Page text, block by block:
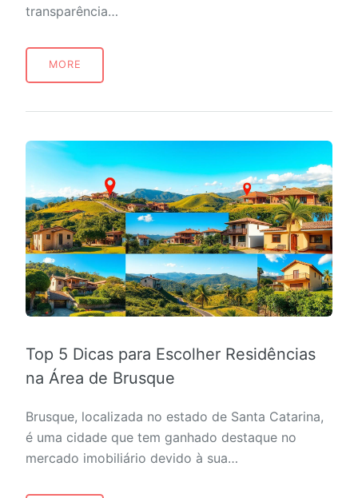
transparência…
MORE
Top 5 Dicas para Escolher Residências
na Área de Brusque
Brusque, localizada no estado de Santa Catarina,
é uma cidade que tem ganhado destaque no
mercado imobiliário devido à sua…